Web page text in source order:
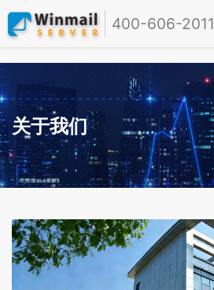
400-606-2011
关于我们